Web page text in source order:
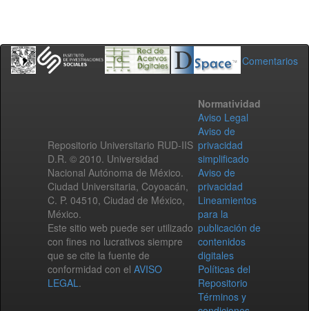
Comentarios
Repositorio Universitario RUD-IIS
D.R. © 2010. Universidad
Nacional Autónoma de México.
Ciudad Universitaria, Coyoacán,
C. P. 04510, Ciudad de México,
México.
Este sitio web puede ser utilizado
con fines no lucrativos siempre
que se cite la fuente de
conformidad con el AVISO
LEGAL.
Normatividad
Aviso Legal
Aviso de
privacidad
simplificado
Aviso de
privacidad
Lineamientos
para la
publicación de
contenidos
digitales
Políticas del
Repositorio
Términos y